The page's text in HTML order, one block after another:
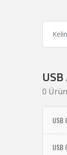
0
USB
USB